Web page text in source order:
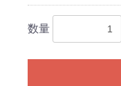
数量